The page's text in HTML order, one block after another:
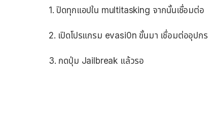
1. ปิดทุกแอปใน multitasking จากนั้นเชื่อมต่อ
2. เปิดโปรแกรม evasi0n ขั้นมา เชื่อมต่ออุปก
3. กดปุ่ม Jailbreak แล้วรอ